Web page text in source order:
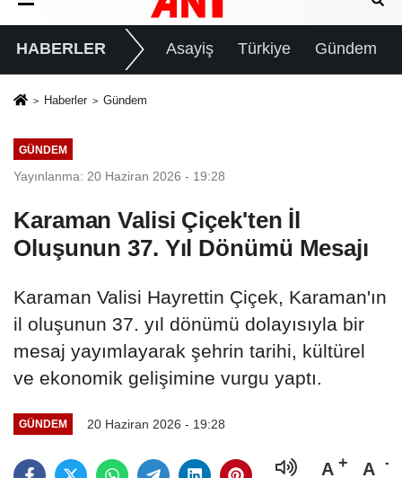
HABERLER Asayiş Türkiye Gündem
Haberler Gündem
GÜNDEM
Yayınlanma: 20 Haziran 2026 - 19:28
Karaman Valisi Çiçek'ten İl
Oluşunun 37. Yıl Dönümü Mesajı
Karaman Valisi Hayrettin Çiçek, Karaman'ın
il oluşunun 37. yıl dönümü dolayısıyla bir
mesaj yayımlayarak şehrin tarihi, kültürel
ve ekonomik gelişimine vurgu yaptı.
GÜNDEM 20 Haziran 2026 - 19:28
A A